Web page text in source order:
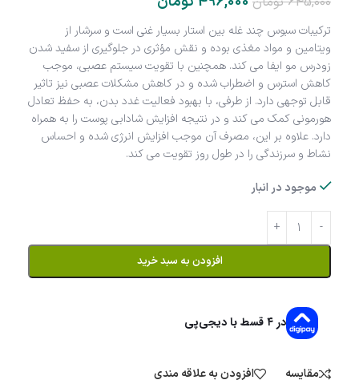
ترکیبات سبوس چند غله بین استار بسیار غنی است و سرشار از
ویتامین و مواد مغذی بوده و نقش مؤثری در جلوگیری از سفید شدن
زودرس مو ایفا می‌ کند. همچنین با تقویت سیستم عصبی، موجب
کاهش استرس و اضطراب شده و در کاهش مشکلات عصبی نیز تاثیر
قابل توجهی دارد. از طرفی، با بهبود فعالیت غدد بدن، به حفظ تعادل
هورمونی کمک می‌ کند و در نتیجه افزایش شادابی پوست را به همراه
دارد. علاوه بر این، مصرف آن موجب افزایش انرژی شده و احساس
نشاط و سرزندگی را در طول روز تقویت می‌ کند.
موجود در انبار
افزودن به سبد خرید
در ۴ قسط با دیجی‌پی
مقایسه افزودن به علاقه مندی